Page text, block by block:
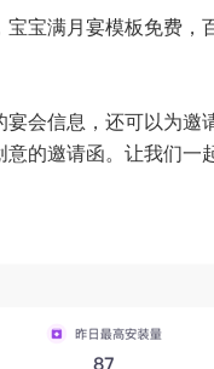
宝满月宴模板免费
会信息，还可以为
的邀请函。让我们一